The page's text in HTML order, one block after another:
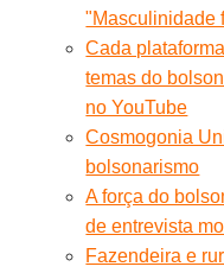
"Masculinidade
Cada
temas do
no YouTube
Cosmogonia
bolsonarismo
A força do
de entrevista
Fazendeira e